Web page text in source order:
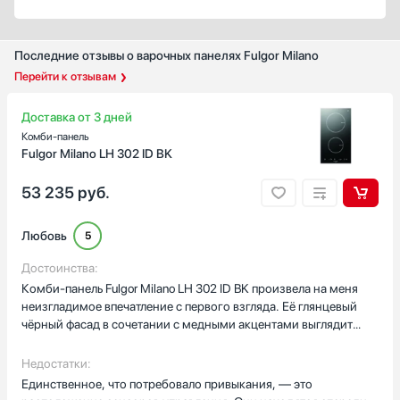
Количество электрических конфорок
4
1
Показать все
Количество газовых конфорок
5
1
Показать все
Последние отзывы о варочных панелях Fulgor Milano
Перейти к отзывам
Доставка от 3 дней
Комби-панель
Fulgor Milano LH 302 ID BK
53 235 руб.
Любовь 5
Достоинства:
Комби-панель Fulgor Milano LH 302 ID BK произвела на меня
неизгладимое впечатление с первого взгляда. Её глянцевый
чёрный фасад в сочетании с медными акцентами выглядит
кухонный интерьер. Но главное — это функциональность.
Панель объединяет варочную поверхность с индукцией и
встроенный вытяжной модуль, что экономит пространство и
Недостатки:
Единственное, что потребовало привыкания, — это